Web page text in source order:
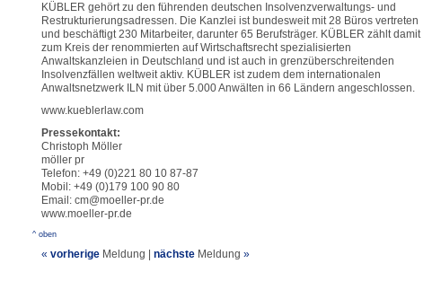
KÜBLER gehört zu den führenden deutschen Insolvenzverwaltungs- und
Restrukturierungsadressen. Die Kanzlei ist bundesweit mit 28 Büros vertreten
und beschäftigt 230 Mitarbeiter, darunter 65 Berufsträger. KÜBLER zählt damit
zum Kreis der renommierten auf Wirtschaftsrecht spezialisierten
Anwaltskanzleien in Deutschland und ist auch in grenzüberschreitenden
Insolvenzfällen weltweit aktiv. KÜBLER ist zudem dem internationalen
Anwaltsnetzwerk ILN mit über 5.000 Anwälten in 66 Ländern angeschlossen.
www.kueblerlaw.com
Pressekontakt:
Christoph Möller
möller pr
Telefon: +49 (0)221 80 10 87-87
Mobil: +49 (0)179 100 90 80
Email: cm@moeller-pr.de
www.moeller-pr.de
^ oben
« vorherige Meldung nächste Meldung »